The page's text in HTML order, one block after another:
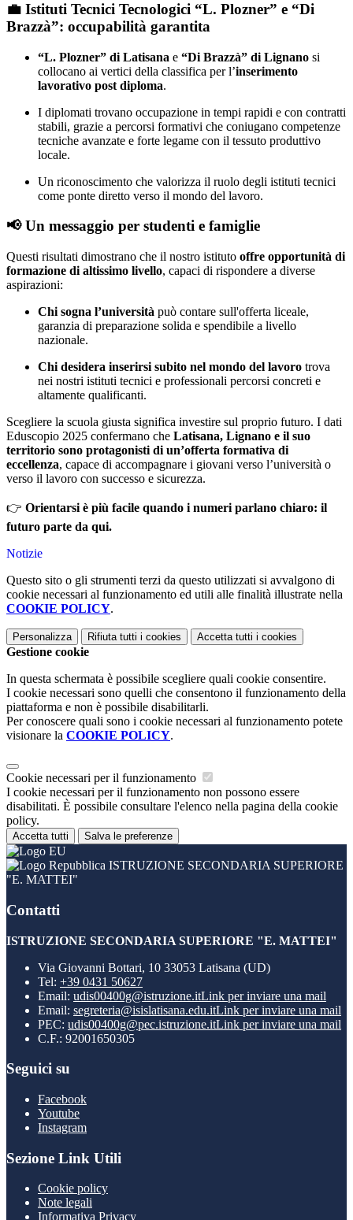
💼 Istituti Tecnici Tecnologici “L. Plozner” e “Di
Brazzà”: occupabilità garantita
“L. Plozner” di Latisana e “Di Brazzà” di Lignano si
collocano ai vertici della classifica per l’inserimento
lavorativo post diploma.
I diplomati trovano occupazione in tempi rapidi e con contratti
stabili, grazie a percorsi formativi che coniugano competenze
tecniche avanzate e forte legame con il tessuto produttivo
locale.
Un riconoscimento che valorizza il ruolo degli istituti tecnici
come ponte diretto verso il mondo del lavoro.
📢 Un messaggio per studenti e famiglie
Questi risultati dimostrano che il nostro istituto offre opportunità di
formazione di altissimo livello, capaci di rispondere a diverse
aspirazioni:
Chi sogna l’università può contare sull'offerta liceale,
garanzia di preparazione solida e spendibile a livello
nazionale.
Chi desidera inserirsi subito nel mondo del lavoro trova
nei nostri istituti tecnici e professionali percorsi concreti e
altamente qualificanti.
Scegliere la scuola giusta significa investire sul proprio futuro. I dati
Eduscopio 2025 confermano che Latisana, Lignano e il suo
territorio sono protagonisti di un’offerta formativa di
eccellenza, capace di accompagnare i giovani verso l’università o
verso il lavoro con successo e sicurezza.
👉 Orientarsi è più facile quando i numeri parlano chiaro: il
futuro parte da qui.
Notizie
Questo sito o gli strumenti terzi da questo utilizzati si avvalgono di
cookie necessari al funzionamento ed utili alle finalità illustrate nella
COOKIE POLICY.
Personalizza Rifiuta tutti i cookies Accetta tutti i cookies
Gestione cookie
In questa schermata è possibile scegliere quali cookie consentire.
I cookie necessari sono quelli che consentono il funzionamento della
piattaforma e non è possibile disabilitarli.
Per conoscere quali sono i cookie necessari al funzionamento potete
visionare la COOKIE POLICY.
Cookie necessari per il funzionamento
I cookie necessari per il funzionamento non possono essere
disabilitati. È possibile consultare l'elenco nella pagina della cookie
policy.
Accetta tutti Salva le preferenze
ISTRUZIONE SECONDARIA SUPERIORE
"E. MATTEI"
Contatti
ISTRUZIONE SECONDARIA SUPERIORE "E. MATTEI"
Via Giovanni Bottari, 10 33053 Latisana (UD)
Tel: +39 0431 50627
Email: udis00400g@istruzione.itLink per inviare una mail
Email: segreteria@isislatisana.edu.itLink per inviare una mail
PEC: udis00400g@pec.istruzione.itLink per inviare una mail
C.F.: 92001650305
Seguici su
Facebook
Youtube
Instagram
Sezione Link Utili
Cookie policy
Note legali
Informativa Privacy